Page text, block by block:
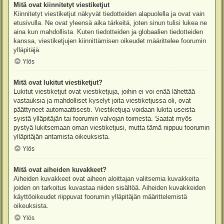
Mitä ovat kiinnitetyt viestiketjut
Kiinnitetyt viestiketjut näkyvät tiedotteiden alapuolella ja ovat vain
etusivulla. Ne ovat yleensä aika tärkeitä, joten sinun tulisi lukea ne
aina kun mahdollista. Kuten tiedotteiden ja globaalien tiedotteiden
kanssa, viestiketjujen kiinnittämisen oikeudet määrittelee foorumin
ylläpitäjä.
Ylös
Mitä ovat lukitut viestiketjut?
Lukitut viestiketjut ovat viestiketjuja, joihin ei voi enää lähettää
vastauksia ja mahdolliset kyselyt joita viestiketjussa oli, ovat
päättyneet automaattisesti. Viestiketjuja voidaan lukita useista
syistä ylläpitäjän tai foorumin valvojan toimesta. Saatat myös
pystyä lukitsemaan oman viestiketjusi, mutta tämä riippuu foorumin
ylläpitäjän antamista oikeuksista.
Ylös
Mitä ovat aiheiden kuvakkeet?
Aiheiden kuvakkeet ovat aiheen aloittajan valitsemia kuvakkeita
joiden on tarkoitus kuvastaa niiden sisältöä. Aiheiden kuvakkeiden
käyttöoikeudet riippuvat foorumin ylläpitäjän määrittelemistä
oikeuksista.
Ylös